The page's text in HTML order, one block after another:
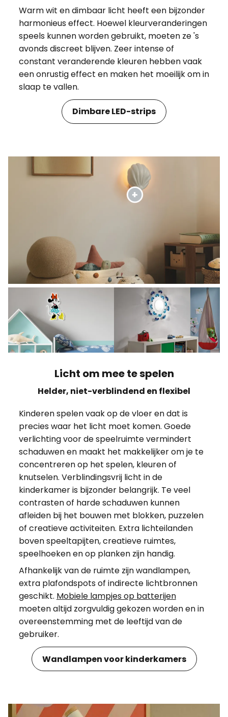
Warm wit en dimbaar licht heeft een bijzonder
harmonieus effect. Hoewel kleurveranderingen
speels kunnen worden gebruikt, moeten ze 's
avonds discreet blijven. Zeer intense of
constant veranderende kleuren hebben vaak
een onrustig effect en maken het moeilijk om in
slaap te vallen.
Dimbare LED-strips
Licht om mee te spelen
Helder, niet-verblindend en flexibel
Kinderen spelen vaak op de vloer en dat is
precies waar het licht moet komen. Goede
verlichting voor de speelruimte vermindert
schaduwen en maakt het makkelijker om je te
concentreren op het spelen, kleuren of
knutselen. Verblindingsvrij licht in de
kinderkamer is bijzonder belangrijk. Te veel
contrasten of harde schaduwen kunnen
afleiden bij het bouwen met blokken, puzzelen
of creatieve activiteiten. Extra lichteilanden
boven speeltapijten, creatieve ruimtes,
speelhoeken en op planken zijn handig.
Afhankelijk van de ruimte zijn wandlampen,
extra plafondspots of indirecte lichtbronnen
geschikt. Mobiele lampjes op batterijen
moeten altijd zorgvuldig gekozen worden en in
overeenstemming met de leeftijd van de
gebruiker.
Wandlampen voor kinderkamers